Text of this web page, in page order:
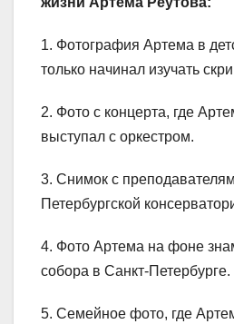
1. Фотография Артема в
только начинал изучать
2. Фото с концерта, где
выступал с оркестром.
3. Снимок с
Петербургской
4. Фото Артема на фоне
собора в Санкт-Петербурге.
5. Семейное фото, где